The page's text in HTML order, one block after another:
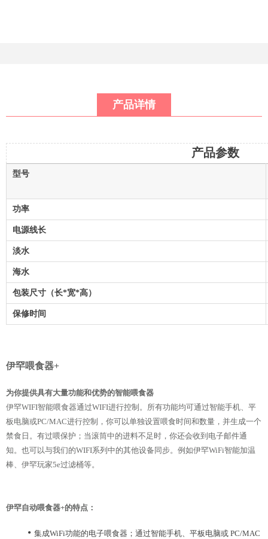
产品详情
产品参数
型号
功率
电源线长
淡水
海水
包装尺寸（长*宽*高）
保修时间
伊罕喂食器+
为你提供具有大量功能和优势的智能喂食器
伊罕WIFI智能喂食器通过WIFI进行控制。所有功能均可通过智能手机、平
板电脑或PC/MAC进行控制，你可以单独设置喂食时间和数量，并生成一个
禁食日。有过喂保护；当滚筒中的进料不足时，你还会收到电子邮件通
知。也可以与我们的WIFI系列中的其他设备同步。例如伊罕WiFi智能加温
棒、伊罕玩家5e过滤桶等。
伊罕自动喂食器+的特点：
• 集成WiFi功能的电子喂食器；通过智能手机、平板电脑或 PC/MAC